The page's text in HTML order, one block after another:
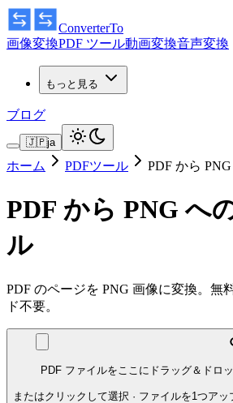
ConverterTo
画像変換PDF ツール動画変換音声変換
もっと見る
ブログ
🇯🇵ja
ホーム PDFツール PDF から
PDF から PNG へ
ル
PDF のページを PNG 画像に変換。無
ド不要。
PDF ファイルをここにドラッグ＆ドロ
またはクリックして選択 · ファイルを1つアッ